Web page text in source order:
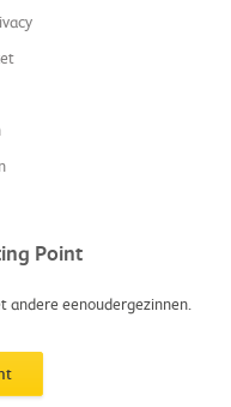
Point
andere eenoudergezinnen.